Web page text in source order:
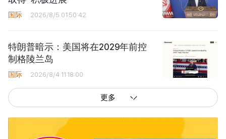
国际 2026/8/5 01:50:42
特朗普暗示：美国将在2029年前控
制格陵兰岛
国际 2026/8/4 11:18:00
更多